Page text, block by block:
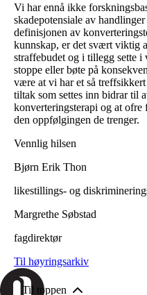
Vi har ennå ikke
skadepotensiale av
definisjonen av
kunnskap, er det svært viktig
straffebudet og i tillegg sette
stoppe eller bøte på
være at vi har et så
tiltak som settes inn bidrar til
konverteringsterapi og at
den oppfølgingen de trenger.
Vennlig hilsen
Bjørn Erik Thon
likestillings- og
Margrethe Søbstad
fagdirektør
Til høyringsarkiv
Til toppen